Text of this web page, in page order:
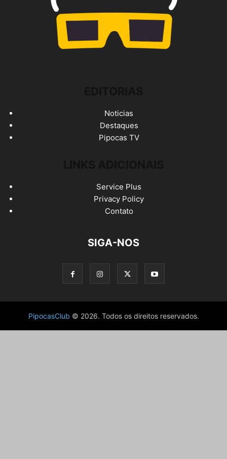
Noticias
Destaques
Pipocas TV
Service Plus
Privacy Policy
Contato
SIGA-NOS
PipocasClub © 2026. Todos os direitos reservados.